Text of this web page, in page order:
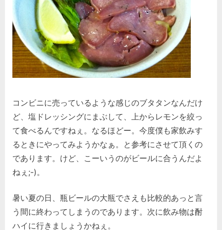
コンビニに売っているような感じのブタタンなんだけ
ど、塩ドレッシングにまぶして、上からレモンを絞っ
て食べるんですねぇ。なるほどー。今度僕も家飲みす
るときにやってみようかなぁ。と参考にさせて頂くの
であります。けど、こーいうのがビールに合うんだよ
ねぇ;-)。
暑い夏の日、瓶ビールの大瓶でさえも比較的あっと言
う間に終わってしまうのであります。次に飲み物は酎
ハイに行きましょうかねぇ。